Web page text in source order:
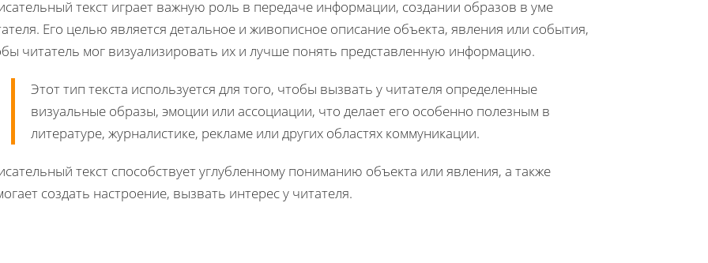
текст играет важную роль в передаче информации, создании образов в уме
Его целью является детальное и живописное описание объекта, явления или события,
читатель мог визуализировать их и лучше понять представленную информацию.
Этот тип текста используется для того, чтобы вызвать у читателя определенные
визуальные образы, эмоции или ассоциации, что делает его особенно полезным в
литературе, журналистике, рекламе или других областях коммуникации.
текст способствует углубленному пониманию объекта или явления, а также
создать настроение, вызвать интерес у читателя.